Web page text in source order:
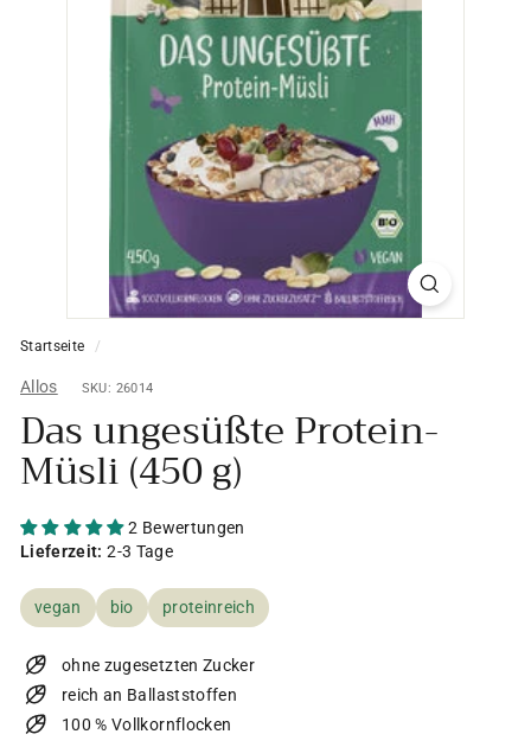
Startseite /
Allos SKU: 26014
Das ungesüßte Protein-
Müsli (450 g)
2 Bewertungen
Lieferzeit: 2-3 Tage
vegan bio proteinreich
ohne zugesetzten Zucker
reich an Ballaststoffen
100 % Vollkornflocken